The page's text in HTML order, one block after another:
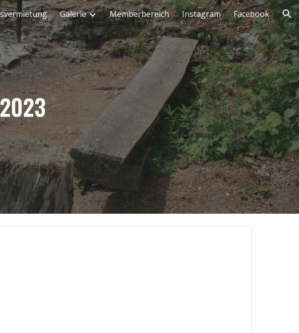
Skip to navigation
Galerie Memberbereich Instagram Facebook